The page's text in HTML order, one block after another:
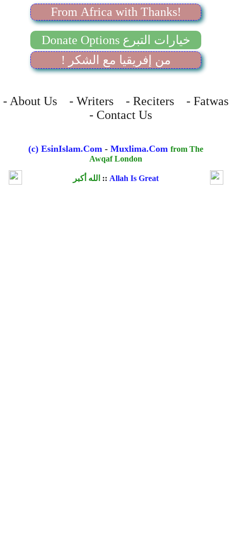
From Africa with Thanks!
Donate Options خيارات التبرع
! من إفريقيا مع الشكر
- About Us - Writers - Reciters - Fatwas
- Contact Us
(c) EsinIslam.Com - Muxlima.Com from The
Awqaf London
الله أكبر :: Allah Is Great